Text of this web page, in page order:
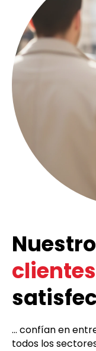
clientes
... confían en
todos los